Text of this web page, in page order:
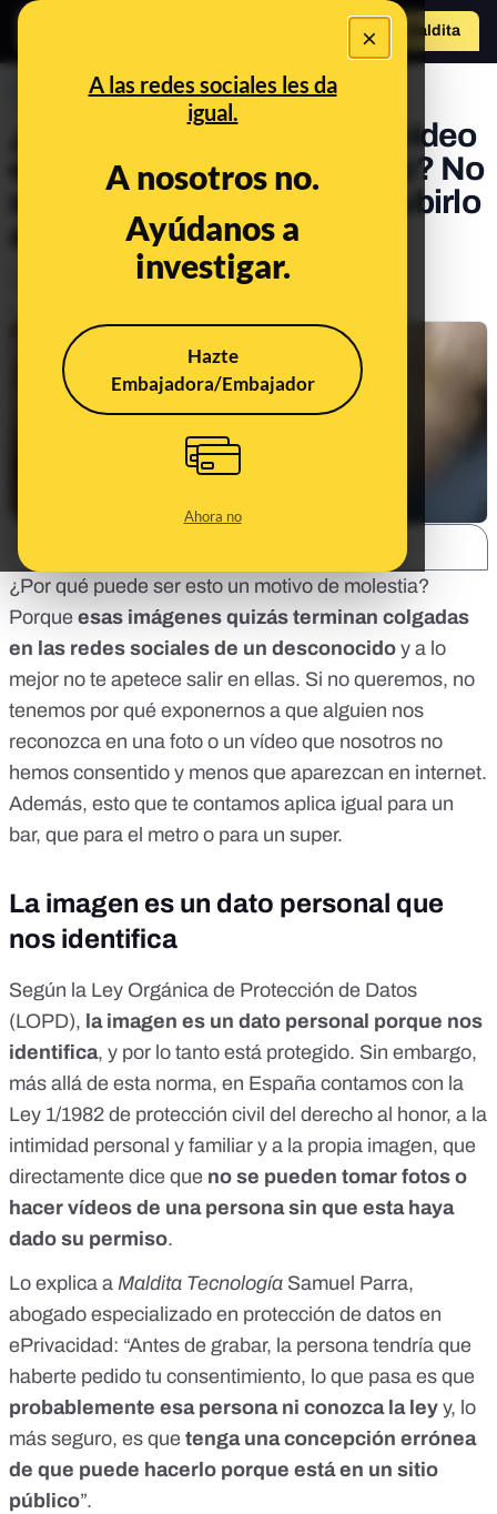
×
A las redes sociales les da
igual.
A nosotros no.
Ayúdanos a
investigar.
Hazte
Embajadora/Embajador
Ahora no
Hazte Maldito
PREBUNKING
¿Puede alguien grabar un vídeo
en un bar en el que salgo yo? No
sin mi permiso (y menos subirlo
a redes sociales)
¿Por qué puede ser esto un motivo de molestia?
Porque esas imágenes quizás terminan colgadas
en las redes sociales de un desconocido y a lo
mejor no te apetece salir en ellas. Si no queremos, no
tenemos por qué exponernos a que alguien nos
reconozca en una foto o un vídeo que nosotros no
hemos consentido y menos que aparezcan en internet.
Además, esto que te contamos aplica igual para un
bar, que para el metro o para un super.
La imagen es un dato personal que
nos identifica
Según la Ley Orgánica de Protección de Datos
(LOPD), la imagen es un dato personal porque nos
identifica, y por lo tanto está protegido. Sin embargo,
más allá de esta norma, en España contamos con la
Ley 1/1982 de protección civil del derecho al honor, a la
intimidad personal y familiar y a la propia imagen, que
directamente dice que no se pueden tomar fotos o
hacer vídeos de una persona sin que esta haya
dado su permiso.
Lo explica a Maldita Tecnología Samuel Parra,
abogado especializado en protección de datos en
ePrivacidad: “Antes de grabar, la persona tendría que
haberte pedido tu consentimiento, lo que pasa es que
probablemente esa persona ni conozca la ley y, lo
más seguro, es que tenga una concepción errónea
de que puede hacerlo porque está en un sitio
público”.